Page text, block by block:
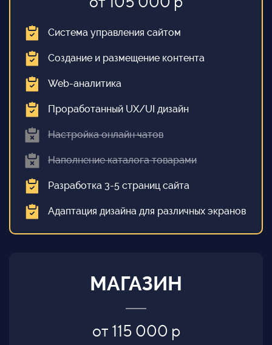
Система управления сайтом
Создание и размещение контента
Web-аналитика
Проработанный UX/UI дизайн
Настройка онлайн чатов
Наполнение каталога товарами
Разработка 3-5 страниц сайта
Адаптация дизайна для различных экранов
МАГАЗИН
от 115 000 р